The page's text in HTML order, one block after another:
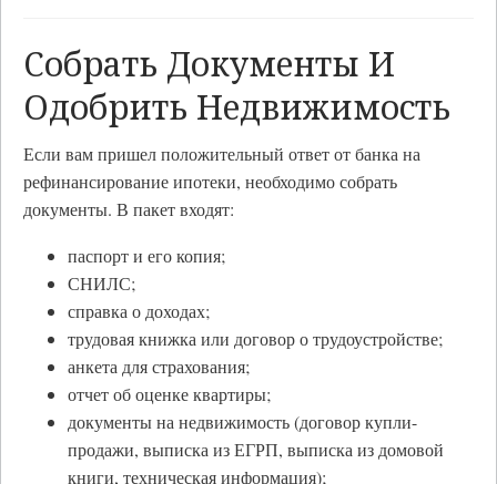
Собрать Документы И
Одобрить Недвижимость
Если вам пришел положительный ответ от банка на
рефинансирование ипотеки, необходимо собрать
документы. В пакет входят:
паспорт и его копия;
СНИЛС;
справка о доходах;
трудовая книжка или договор о трудоустройстве;
анкета для страхования;
отчет об оценке квартиры;
документы на недвижимость (договор купли-
продажи, выписка из ЕГРП, выписка из домовой
книги, техническая информация);